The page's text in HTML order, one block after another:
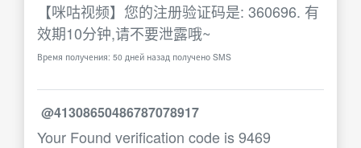
【咪咕视频】您的注册验证码是: 360696. 有
效期10分钟,请不要泄露哦~
Время получения: 50 дней назад получено SMS
@41308650486787078917
Your Found verification code is 9469